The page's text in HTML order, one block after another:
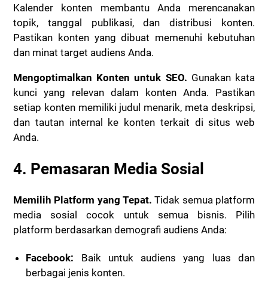
Kalender konten membantu Anda merencanakan
topik, tanggal publikasi, dan distribusi konten.
Pastikan konten yang dibuat memenuhi kebutuhan
dan minat target audiens Anda.
Mengoptimalkan Konten untuk SEO. Gunakan kata
kunci yang relevan dalam konten Anda. Pastikan
setiap konten memiliki judul menarik, meta deskripsi,
dan tautan internal ke konten terkait di situs web
Anda.
4. Pemasaran Media Sosial
Memilih Platform yang Tepat. Tidak semua platform
media sosial cocok untuk semua bisnis. Pilih
platform berdasarkan demografi audiens Anda:
Facebook: Baik untuk audiens yang luas dan
berbagai jenis konten.